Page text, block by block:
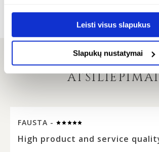
Leisti visus slapukus
Slapukų nustatymai
ATSILIEPIMAI
FAUSTA -
High product and service